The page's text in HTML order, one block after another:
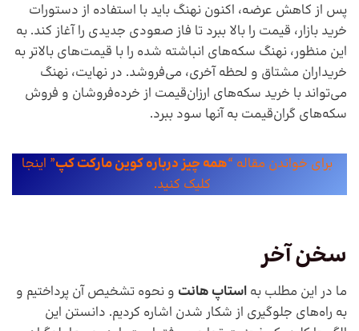
پس از کاهش عرضه، اکنون نهنگ باید با استفاده از دستورات
خرید بازار، قیمت را بالا ببرد تا فاز صعودی جدیدی را آغاز کند. به
این منظور، نهنگ سکه‌های انباشته شده را با قیمت‌های بالا‌تر به
خریداران مشتاق و لحظه آخری، می‌فروشد. در نهایت، نهنگ
می‌تواند با خرید سکه‌های ارزان‌قیمت از خرده‌فروشان و فروش
سکه‌های گران‌قیمت به آنها سود ببرد.
برای خواندن مقاله “همه چیز درباره کوین مارکت کپ” اینجا
کلیک کنید.
سخن آخر
ما در این مطلب به استاپ هانت و نحوه تشخیص آن پرداختیم و
به راه‌های جلوگیری از شکار شدن اشاره کردیم. دانستن این